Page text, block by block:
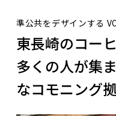
準公共をデザインする
東長崎のコー
多くの人が集
なコモニング